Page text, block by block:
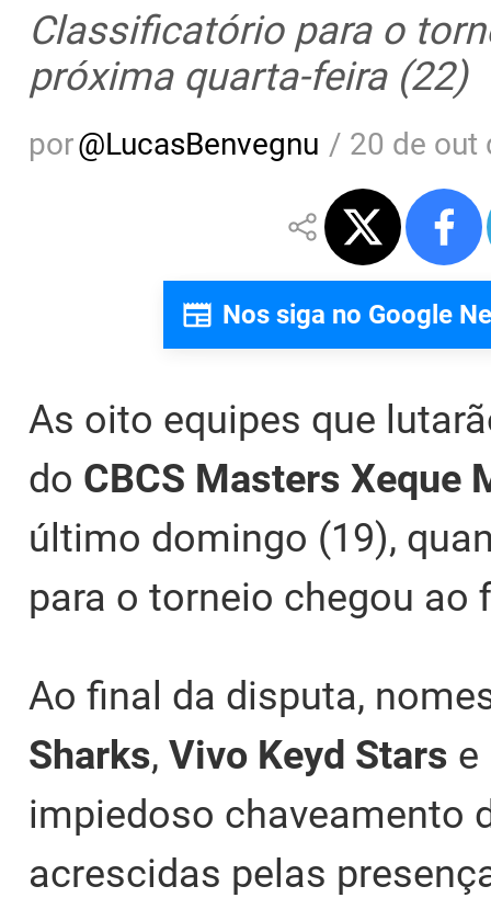
Classificatório para o
próxima quarta-feira (22)
por@LucasBenvegnu / 20 de out
Nos siga no Google
As oito equipes que
do CBCS Masters Xeque
último domingo (19),
para o torneio chegou ao
Ao final da disputa,
Sharks, Vivo Keyd Stars e
impiedoso chaveamento
acrescidas pelas